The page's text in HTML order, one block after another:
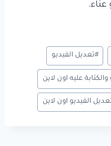
#تعديل الفيديو
عليه اون لاين
الفيديو اون لاين